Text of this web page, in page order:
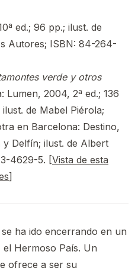
ed.; 96 pp.; ilust. de
Autores; ISBN: 84-264-
verde y otros
2004, 2ª ed.; 136
de Mabel Piérola;
en Barcelona: Destino,
Delfín; ilust. de Albert
4629-5. [Vista de esta
]
ha ido encerrando en un
Hermoso País. Un
ofrece a ser su